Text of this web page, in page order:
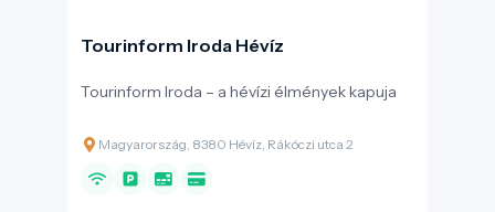
Tourinform Iroda Hévíz
Tourinform Iroda – a hévízi élmények kapuja
Magyarország, 8380 Hévíz, Rákóczi utca 2